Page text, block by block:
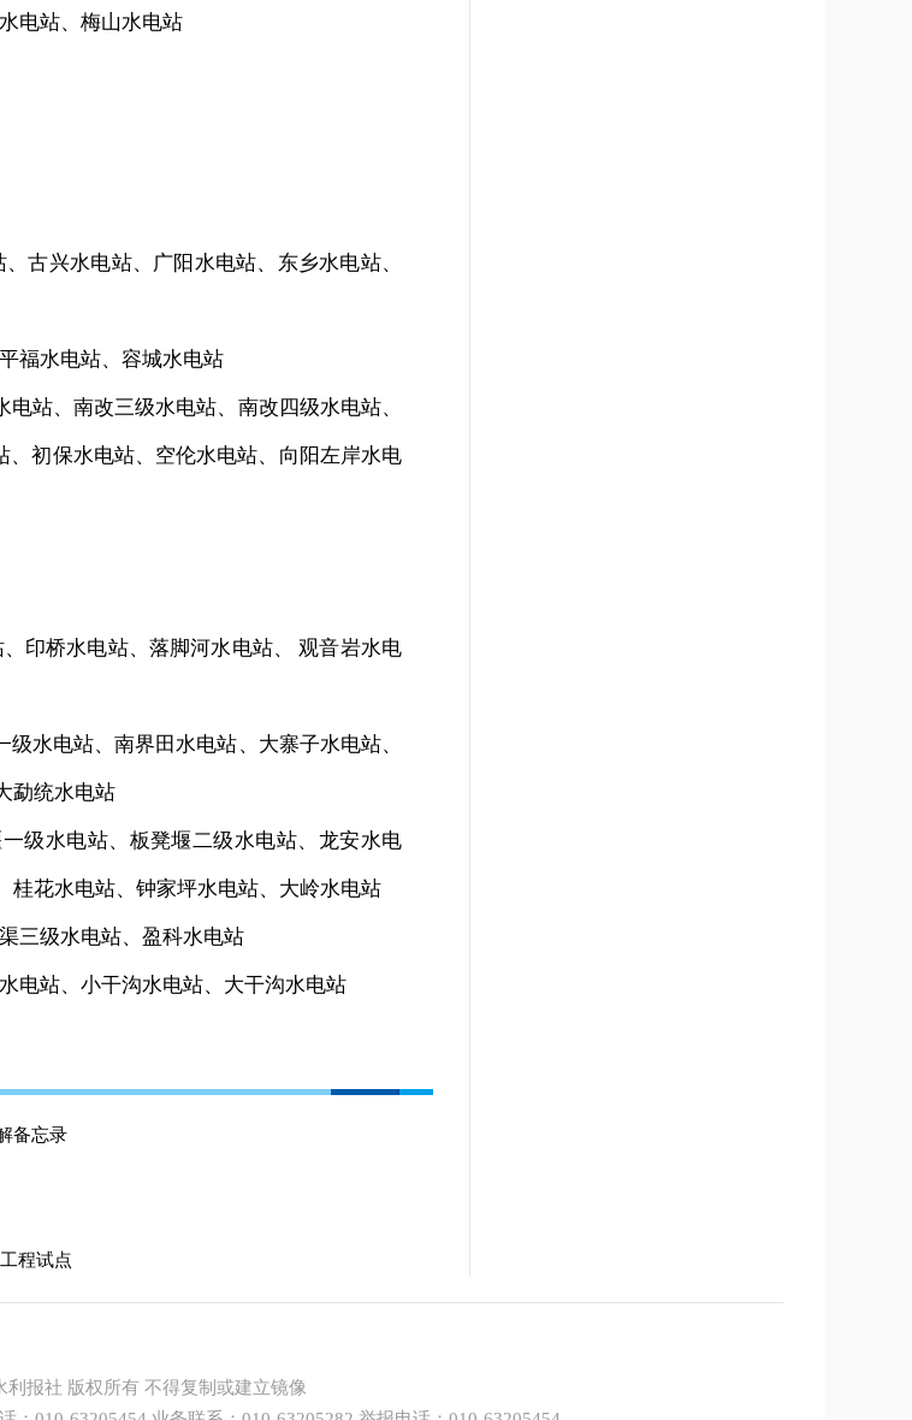
电站、梅山水电站
兴水电站、广阳水电站、东乡水电站、
福水电站、容城水电站
站、南改三级水电站、南改四级水电站、
初保水电站、空伦水电站、向阳左岸水电
桥水电站、落脚河水电站、 观音岩水电
水电站、南界田水电站、大寨子水电站、
勐统水电站
水电站、板凳堰二级水电站、龙安水电
桂花水电站、钟家坪水电站、大岭水电站
三级水电站、盈科水电站
站、小干沟水电站、大干沟水电站
备忘录
程试点
利报社 版权所有 不得复制或建立镜像